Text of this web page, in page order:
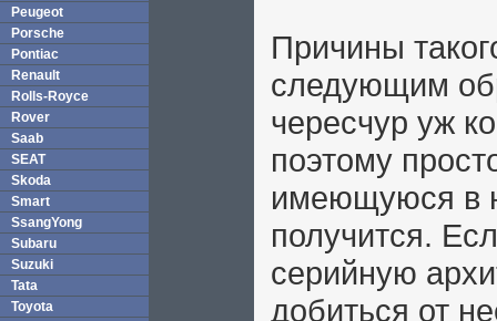
Peugeot
Porsche
Pontiac
Renault
Rolls-Royce
Rover
Saab
SEAT
Skoda
Smart
SsangYong
Subaru
Suzuki
Tata
Toyota
Причины
следующим
чересчур уж
поэтому
имеющуюся в
получится.
серийную
добиться от